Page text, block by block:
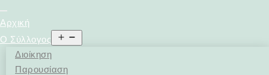
Αρχική
Ο Σύλλογος
menu
Διοίκηση
Παρουσίαση